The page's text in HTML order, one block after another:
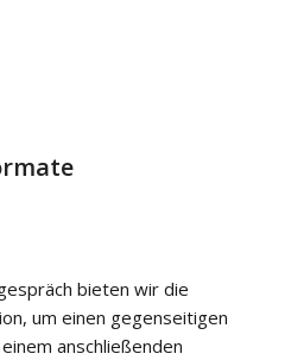
bieten wir die
um einen gegenseitigen
anschließenden